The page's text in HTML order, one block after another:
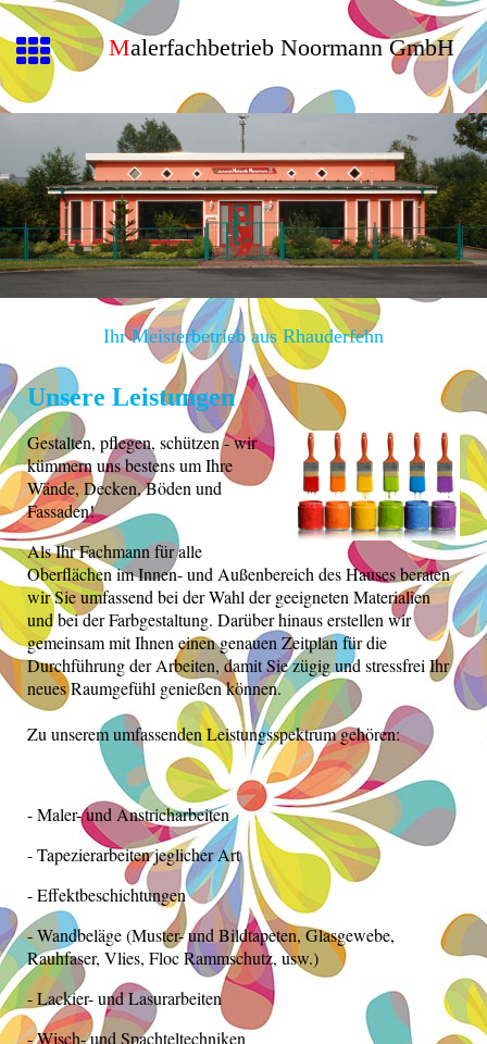
Malerfachbetrieb Noormann GmbH
Ihr Meisterbetrieb aus Rhauderfehn
Unsere Leistungen
Gestalten, pflegen, schützen - wir
kümmern uns bestens um Ihre
Wände, Decken, Böden und
Fassaden!
Als Ihr Fachmann für alle
Oberflächen im Innen- und Außenbereich des Hauses beraten
wir Sie umfassend bei der Wahl der geeigneten Materialien
und bei der Farbgestaltung. Darüber hinaus erstellen wir
gemeinsam mit Ihnen einen genauen Zeitplan für die
Durchführung der Arbeiten, damit Sie zügig und stressfrei Ihr
neues Raumgefühl genießen können.
Zu unserem umfassenden Leistungsspektrum gehören:
- Maler- und Anstricharbeiten
- Tapezierarbeiten jeglicher Art
- Effektbeschichtungen
- Wandbeläge (Muster- und Bildtapeten, Glasgewebe,
Rauhfaser, Vlies, Floc Rammschutz, usw.)
- Lackier- und Lasurarbeiten
- Wisch- und Spachteltechniken